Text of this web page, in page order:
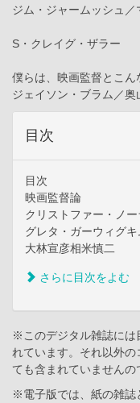
ジム・ジャームッシュ
S・クレイグ・ザラー
僕らは、映画監督とこん
ジェイソン・ブラム／奥
目次
目次
映画監督論
クリストファー・ノー
グレタ・ガーウィグ
大林宣彦相米慎二
さらに目次をよむ
※このデジタル雑誌には
れています。それ以外
ても含まれていませんの
※電子版では、紙の雑誌